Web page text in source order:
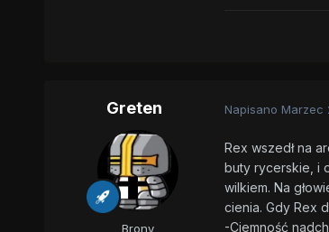
Greten
Brony
Napisano Marzec
Rex wszedł na
buty rycerskie, i
wilkiem. Na
cienia. Gdy Rex
-Ciemność